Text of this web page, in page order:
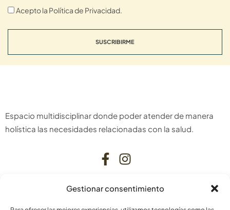
Gestionar consentimiento
Acepto la Política de Privacidad.
SUSCRIBIRME
Espacio multidisciplinar donde poder atender de manera
holística las necesidades relacionadas con la salud.